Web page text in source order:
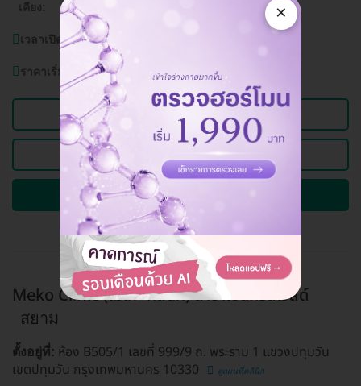
เคียง:
เวลาเปิดบริการ:วันจันทร์-วันอาทิตย์ 11.00 - 21.00 น.
ราคาเริ่มต้นที่2,400 บาท
ดูข้อมูลคลินิก
ดูแพ็กเกจอื่นของคลินิกนี้
ถามรายละเอียดและจองคิวผ่าน HD
Meko Clinic (เมโกะ คลินิก) สาขาเซ็นทรัลเวิลด์
สยาม
ตั้งอยู่ที่: ห้อง B505/1 เลขที่ 999/9 ถ. พระราม 1 แขวงปทุมวัน
เขตปทุมวัน กรุงเทพมหานคร 10330
ดูแผนที่คลินิก
×